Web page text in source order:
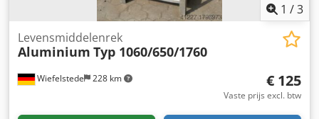
1 /3
Wiefelstede 228 km
Levensmiddelenrek
Aluminium Typ 1060/650/1760
€ 125
Vaste prijs excl. btw